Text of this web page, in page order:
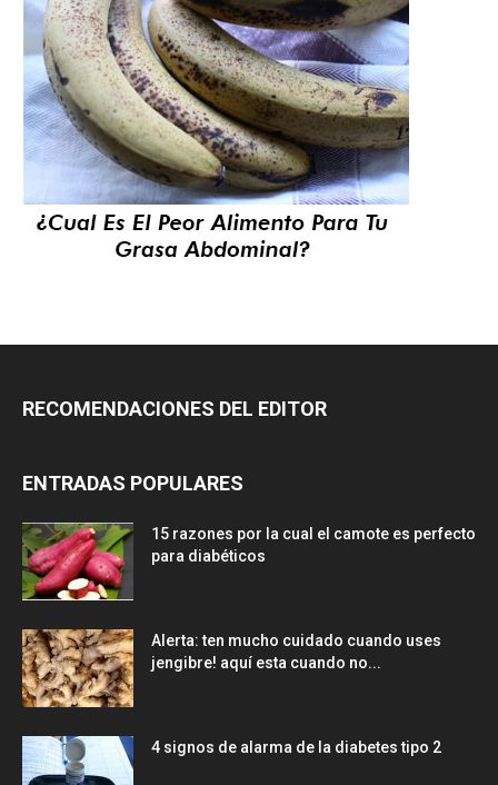
RECOMENDACIONES DEL EDITOR
ENTRADAS POPULARES
15 razones por la cual el camote es perfecto
para diabéticos
Alerta: ten mucho cuidado cuando uses
jengibre! aquí esta cuando no...
4 signos de alarma de la diabetes tipo 2